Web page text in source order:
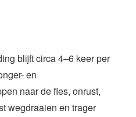
blijft circa 4–6 keer per
en
naar de fles, onrust,
wegdraaien en trager